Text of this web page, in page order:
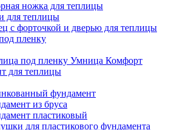
ножка для теплицы
для теплицы
с форточкой и дверью для теплицы
пленку
под пленку Умница Комфорт
для теплицы
фундамент
из бруса
пластиковый
для пластикового фундамента